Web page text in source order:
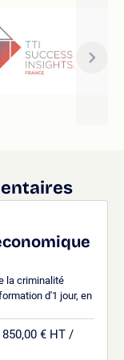
la criminalité
d'1 jour, en
850,00 € HT /